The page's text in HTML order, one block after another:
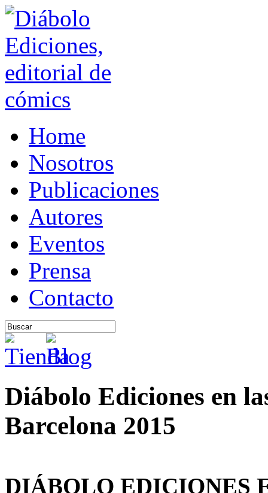
Home
Nosotros
Publicaciones
Autores
Eventos
Prensa
Contacto
Diábolo Ediciones en
Barcelona 2015
DIÁBOLO EDICIONES